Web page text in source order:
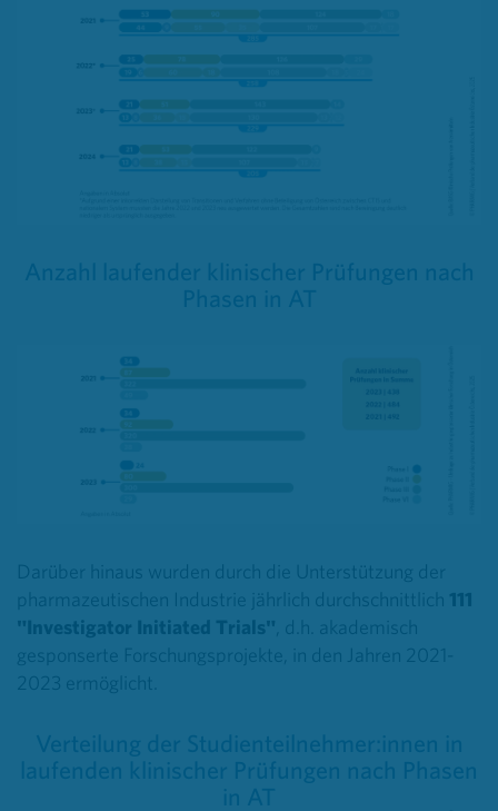
Anzahl laufender klinischer Prüfungen nach
Phasen in AT
Darüber hinaus wurden durch die Unterstützung der
pharmazeutischen Industrie jährlich durchschnittlich 111
"Investigator Initiated Trials" , d.h. akademisch
gesponserte Forschungsprojekte, in den Jahren 2021-
2023 ermöglicht.
Verteilung der Studienteilnehmer:innen in
laufenden klinischer Prüfungen nach Phasen
in AT